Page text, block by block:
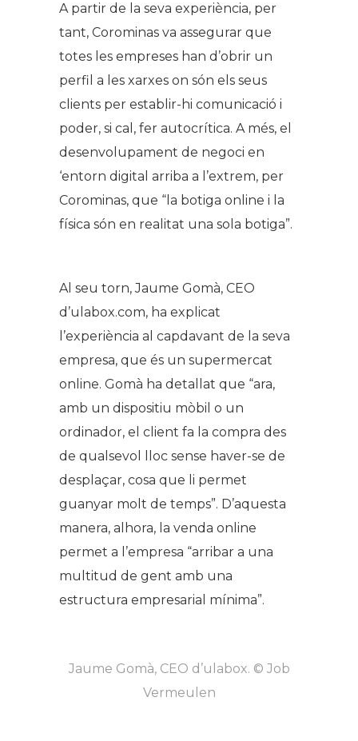
A partir de la seva experiència, per
tant, Corominas va assegurar que
totes les empreses han d’obrir un
perfil a les xarxes on són els seus
clients per establir-hi comunicació i
poder, si cal, fer autocrítica. A més, el
desenvolupament de negoci en
‘entorn digital arriba a l’extrem, per
Corominas, que “la botiga online i la
física són en realitat una sola botiga”.
Al seu torn, Jaume Gomà, CEO
d’ulabox.com, ha explicat
l’experiència al capdavant de la seva
empresa, que és un supermercat
online. Gomà ha detallat que “ara,
amb un dispositiu mòbil o un
ordinador, el client fa la compra des
de qualsevol lloc sense haver-se de
desplaçar, cosa que li permet
guanyar molt de temps”. D’aquesta
manera, alhora, la venda online
permet a l’empresa “arribar a una
multitud de gent amb una
estructura empresarial mínima”.
Jaume Gomà, CEO d’ulabox. © Job
Vermeulen